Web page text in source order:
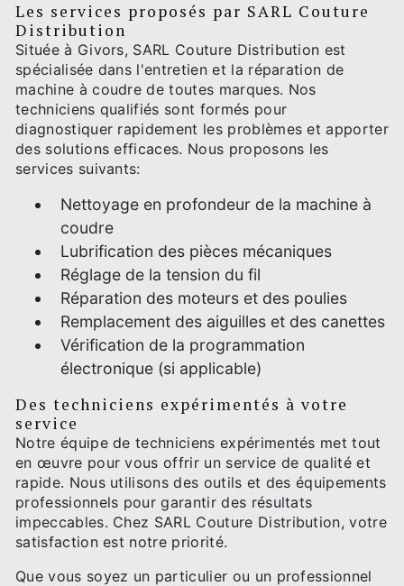
Les services proposés par SARL Couture
Distribution
Située à Givors, SARL Couture Distribution est
spécialisée dans l'entretien et la réparation de
machine à coudre de toutes marques. Nos
techniciens qualifiés sont formés pour
diagnostiquer rapidement les problèmes et apporter
des solutions efficaces. Nous proposons les
services suivants:
Nettoyage en profondeur de la machine à
coudre
Lubrification des pièces mécaniques
Réglage de la tension du fil
Réparation des moteurs et des poulies
Remplacement des aiguilles et des canettes
Vérification de la programmation
électronique (si applicable)
Des techniciens expérimentés à votre
service
Notre équipe de techniciens expérimentés met tout
en œuvre pour vous offrir un service de qualité et
rapide. Nous utilisons des outils et des équipements
professionnels pour garantir des résultats
impeccables. Chez SARL Couture Distribution, votre
satisfaction est notre priorité.
Que vous soyez un particulier ou un professionnel